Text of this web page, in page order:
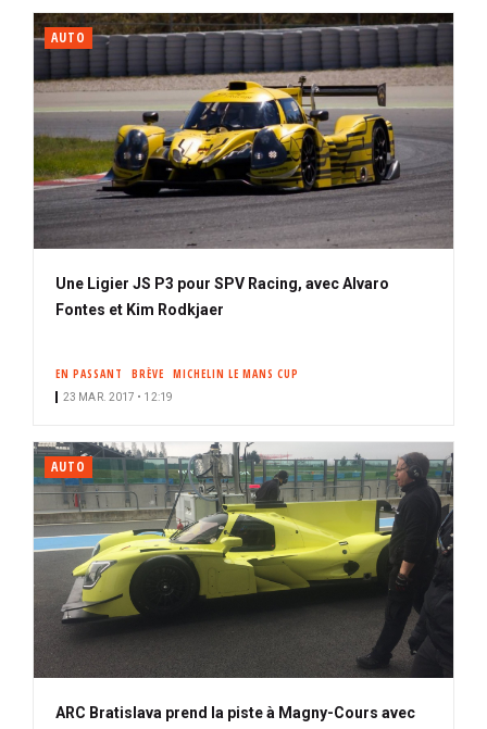
AUTO
Une Ligier JS P3 pour SPV Racing, avec Alvaro
Fontes et Kim Rodkjaer
EN PASSANT BRÈVE MICHELIN LE MANS CUP
23 MAR. 2017 • 12:19
AUTO
ARC Bratislava prend la piste à Magny-Cours avec